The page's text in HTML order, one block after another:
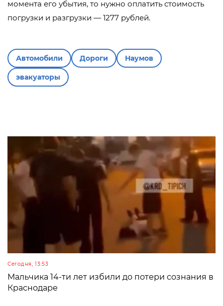
момента его убытия, то нужно оплатить стоимость
погрузки и разгрузки — 1277 рублей.
Автомобили Дороги Наумов
эвакуаторы
Сегодня, 13:53
Мальчика 14-ти лет избили до потери сознания в
Краснодаре